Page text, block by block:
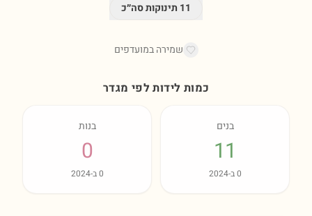
11 תינוקות סה״כ
שמירה במועדפים
כמות לידות לפי מגדר
בנים
11
0ב-2024
בנות
0
0ב-2024